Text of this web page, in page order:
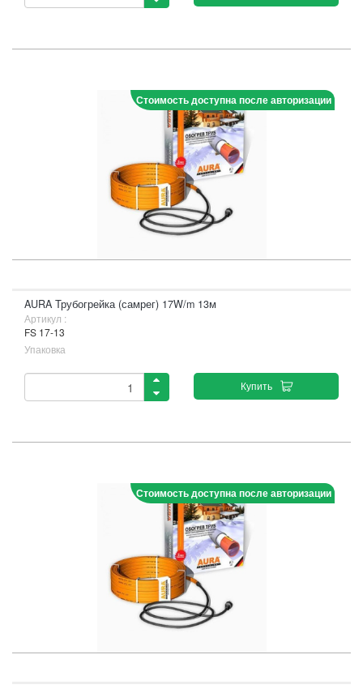
Стоимость доступна после авторизации
AURA Трубогрейка (самрег) 17W/m 13м
Артикул :
FS 17-13
Упаковка
Купить
Стоимость доступна после авторизации